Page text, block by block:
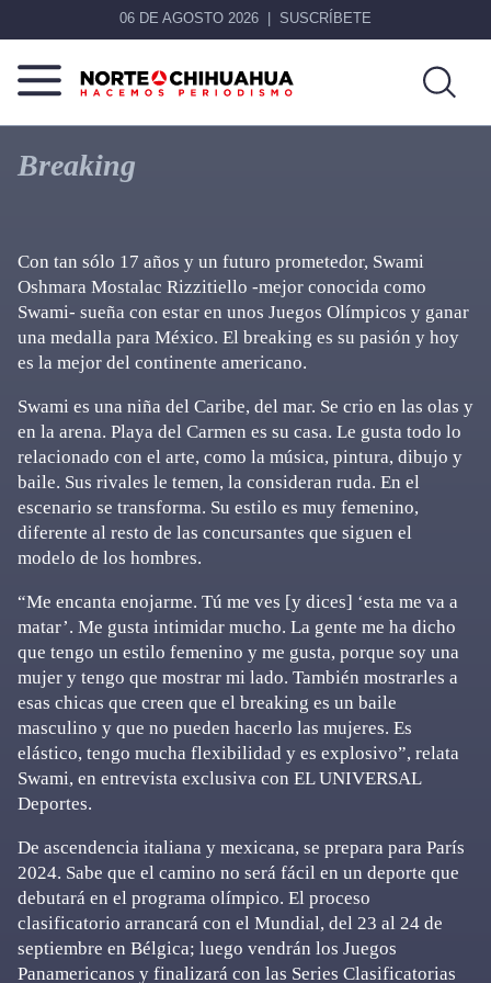
06 DE AGOSTO 2026 SUSCRÍBETE
Norte
De
Chihuahua
Más
que
noticias,
Breaking
Con tan sólo 17 años y un futuro prometedor, Swami
Oshmara Mostalac Rizzitiello -mejor conocida como
Swami- sueña con estar en unos Juegos Olímpicos y ganar
una medalla para México. El breaking es su pasión y hoy
es la mejor del continente americano.
Swami es una niña del Caribe, del mar. Se crio en las olas y
en la arena. Playa del Carmen es su casa. Le gusta todo lo
relacionado con el arte, como la música, pintura, dibujo y
baile. Sus rivales le temen, la consideran ruda. En el
escenario se transforma. Su estilo es muy femenino,
diferente al resto de las concursantes que siguen el
modelo de los hombres.
“Me encanta enojarme. Tú me ves [y dices] ‘esta me va a
matar’. Me gusta intimidar mucho. La gente me ha dicho
que tengo un estilo femenino y me gusta, porque soy una
mujer y tengo que mostrar mi lado. También mostrarles a
esas chicas que creen que el breaking es un baile
masculino y que no pueden hacerlo las mujeres. Es
elástico, tengo mucha flexibilidad y es explosivo”, relata
Swami, en entrevista exclusiva con EL UNIVERSAL
Deportes.
De ascendencia italiana y mexicana, se prepara para París
2024. Sabe que el camino no será fácil en un deporte que
debutará en el programa olímpico. El proceso
clasificatorio arrancará con el Mundial, del 23 al 24 de
septiembre en Bélgica; luego vendrán los Juegos
Panamericanos y finalizará con las Series Clasificatorias